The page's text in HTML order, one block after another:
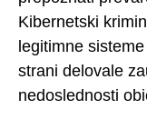
Kibernetski
legitimne
strani delovale
nedoslednosti